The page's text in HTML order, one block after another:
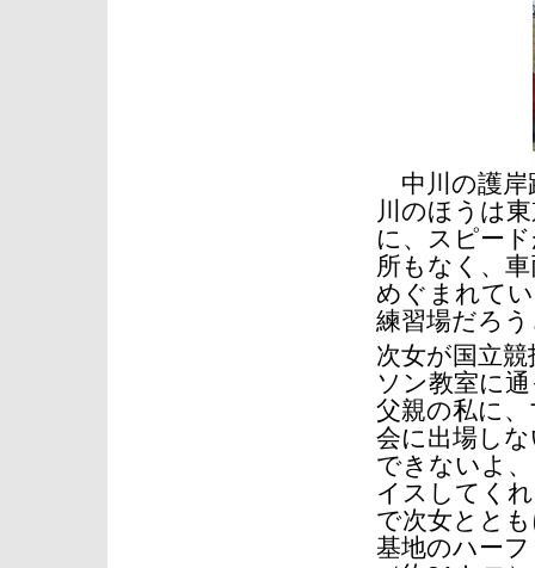
中川の護岸
川のほうは
に、スピー
所もなく、
めぐまれて
練習場だろ
次女が国立
ソン教室に
父親の私に
会に出場し
できないよ
イスしてく
で次女とと
基地のハー